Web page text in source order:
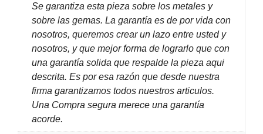
Se garantiza esta pieza sobre los metales y
sobre las gemas. La garantía es de por vida con
nosotros, queremos crear un lazo entre usted y
nosotros, y que mejor forma de lograrlo que con
una garantía solida que respalde la pieza aqui
descrita. Es por esa razón que desde nuestra
firma garantizamos todos nuestros articulos.
Una Compra segura merece una garantía
acorde.